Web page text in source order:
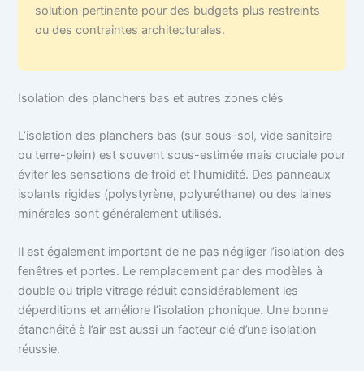
solution pertinente pour des budgets plus restreints
ou des contraintes architecturales.
Isolation des planchers bas et autres zones clés
L’isolation des planchers bas (sur sous-sol, vide sanitaire
ou terre-plein) est souvent sous-estimée mais cruciale pour
éviter les sensations de froid et l’humidité. Des panneaux
isolants rigides (polystyrène, polyuréthane) ou des laines
minérales sont généralement utilisés.
Il est également important de ne pas négliger l’isolation des
fenêtres et portes. Le remplacement par des modèles à
double ou triple vitrage réduit considérablement les
déperditions et améliore l’isolation phonique. Une bonne
étanchéité à l’air est aussi un facteur clé d’une isolation
réussie.